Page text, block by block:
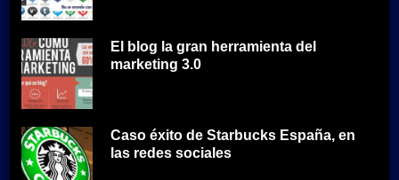
El blog la gran herramienta del
marketing 3.0
Caso éxito de Starbucks España, en
las redes sociales